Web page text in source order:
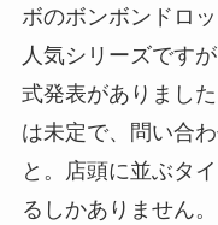
ボのボンボンドロ
人気シリーズです
式発表がありまし
は未定で、問い合
と。店頭に並ぶタ
るしかありません。